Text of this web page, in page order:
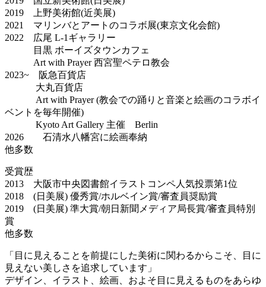
2019 上野美術館(近美展)
2021 マリンバとアートのコラボ展(東京文化会館)
2022 広尾 L-1ギャラリー
目黒 ボーイズタウンカフェ
Art with Prayer 西宮聖ペテロ教会
2023~ 阪急百貨店
大丸百貨店
Art with Prayer (教会での踊りと音楽と絵画のコラボイ
ベントを毎年開催)
Kyoto Art Gallery 主催 Berlin
2026 石清水八幡宮に絵画奉納
他多数
受賞歴
2013 大阪市中央図書館イラストコンペ人気投票第1位
2018 (日美展) 優秀賞/ホルベイン賞/審査員奨励賞
2019 (日美展) 準大賞/朝日新聞メディア局長賞/審査員特別
賞
他多数
「目に見えることを前提にした美術に関わるからこそ、目に
見えない美しさを追求しています」
デザイン、イラスト、絵画、およそ目に見えるものをあらゆ